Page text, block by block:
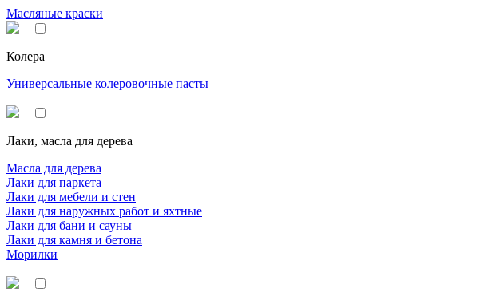
Масляные краски
Колера
Универсальные колеровочные пасты
Лаки, масла для дерева
Масла для дерева
Лаки для паркета
Лаки для мебели и стен
Лаки для наружных работ и яхтные
Лаки для бани и сауны
Лаки для камня и бетона
Морилки